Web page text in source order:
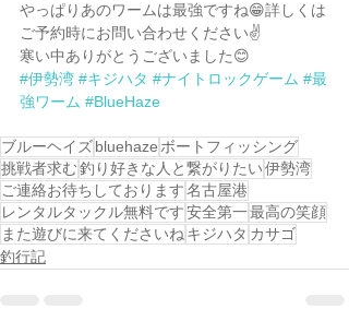
やっぱりあのワームは最強ですね😁詳しくは
ご予約時にお問い合わせください✌️
寒い中ありがとうございました😊
#伊勢湾 #キジハタ #ナイトロックゲーム #最
強ワーム #BlueHaze
ブルーヘイズbluehazeボートフィッシング
挑戦者求む釣り好きな人と繋がりたい伊勢湾
ご連絡お待ちしております名古屋港
レンタルタックル無料です安全第一最高の笑顔
また遊びに来てくださいねキジハタ カサゴ
釣行記